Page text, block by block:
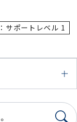
サポートレベル 1